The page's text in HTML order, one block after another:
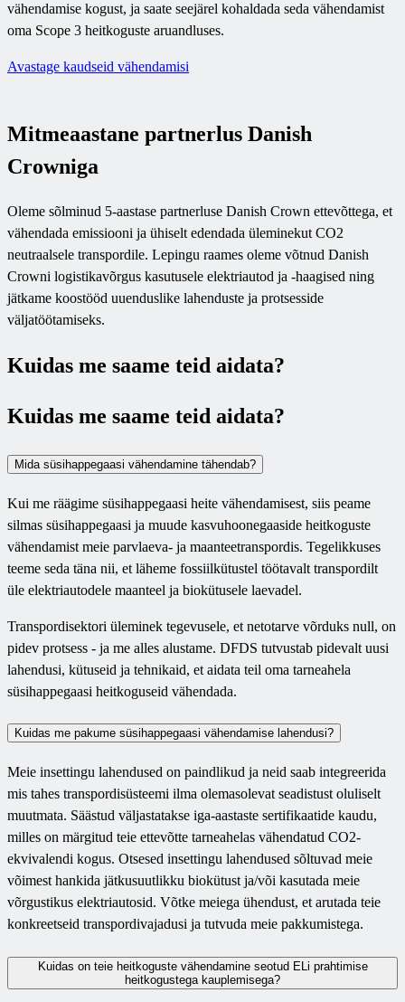
vähendamise kogust, ja saate seejärel kohaldada seda vähendamist
oma Scope 3 heitkoguste aruandluses.
Avastage kaudseid vähendamisi
Mitmeaastane partnerlus Danish
Crowniga
Oleme sõlminud 5-aastase partnerluse Danish Crown ettevõttega, et
vähendada emissiooni ja ühiselt edendada üleminekut CO2
neutraalsele transpordile. Lepingu raames oleme võtnud Danish
Crowni logistikavõrgus kasutusele elektriautod ja -haagised ning
jätkame koostööd uuenduslike lahenduste ja protsesside
väljatöötamiseks.
Kuidas me saame teid aidata?
Kuidas me saame teid aidata?
Mida süsihappegaasi vähendamine tähendab?
Kui me räägime süsihappegaasi heite vähendamisest, siis peame
silmas süsihappegaasi ja muude kasvuhoonegaaside heitkoguste
vähendamist meie parvlaeva- ja maanteetranspordis. Tegelikkuses
teeme seda täna nii, et läheme fossiilkütustel töötavalt transpordilt
üle elektriautodele maanteel ja biokütusele laevadel.
Transpordisektori üleminek tegevusele, et netotarve võrduks null, on
pidev protsess - ja me alles alustame. DFDS tutvustab pidevalt uusi
lahendusi, kütuseid ja tehnikaid, et aidata teil oma tarneahela
süsihappegaasi heitkoguseid vähendada.
Kuidas me pakume süsihappegaasi vähendamise lahendusi?
Meie insettingu lahendused on paindlikud ja neid saab integreerida
mis tahes transpordisüsteemi ilma olemasolevat seadistust oluliselt
muutmata. Säästud väljastatakse iga-aastaste sertifikaatide kaudu,
milles on märgitud teie ettevõtte tarneahelas vähendatud CO2-
ekvivalendi kogus. Otsesed insettingu lahendused sõltuvad meie
võimest hankida jätkusuutlikku biokütust ja/või kasutada meie
võrgustikus elektriautosid. Võtke meiega ühendust, et arutada teie
konkreetseid transpordivajadusi ja tutvuda meie pakkumistega.
Kuidas on teie heitkoguste vähendamine seotud ELi prahtimise
heitkogustega kauplemisega?